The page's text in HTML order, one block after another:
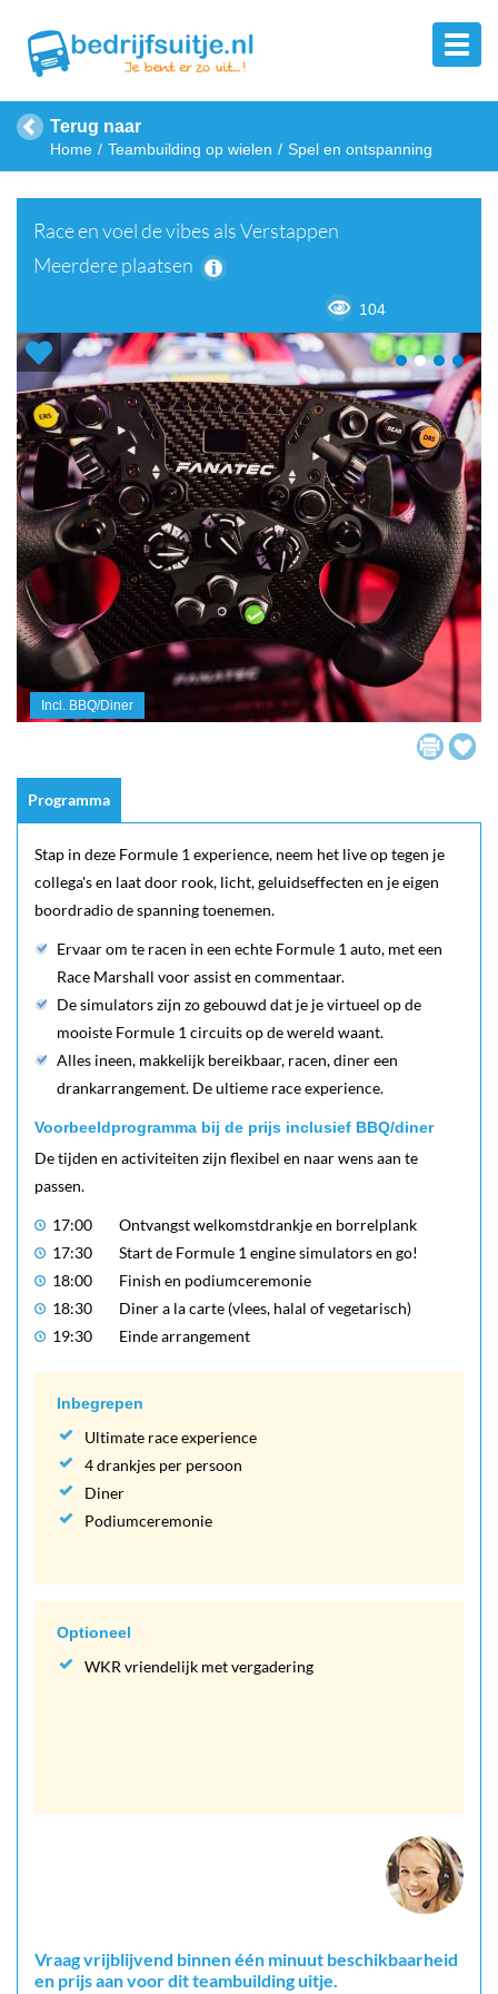
Terug naar
Home Teambuilding op wielen Spel en ontspanning
104
Race en voel de vibes als Verstappen
Meerdere plaatsen
Incl. BBQ/Diner
Programma
Stap in deze Formule 1 experience, neem het live op tegen je
collega's en laat door rook, licht, geluidseffecten en je eigen
boordradio de spanning toenemen.
Ervaar om te racen in een echte Formule 1 auto, met een
Race Marshall voor assist en commentaar.
De simulators zijn zo gebouwd dat je je virtueel op de
mooiste Formule 1 circuits op de wereld waant.
Alles ineen, makkelijk bereikbaar, racen, diner een
drankarrangement. De ultieme race experience.
Voorbeeldprogramma bij de prijs inclusief BBQ/diner
De tijden en activiteiten zijn flexibel en naar wens aan te
passen.
17:00
Ontvangst welkomstdrankje en borrelplank
17:30
Start de Formule 1 engine simulators en go!
18:00
Finish en podiumceremonie
18:30
Diner a la carte (vlees, halal of vegetarisch)
19:30
Einde arrangement
Inbegrepen
Ultimate race experience
4 drankjes per persoon
Diner
Podiumceremonie
Optioneel
WKR vriendelijk met vergadering
Vraag vrijblijvend binnen één minuut beschikbaarheid
en prijs aan voor dit teambuilding uitje.